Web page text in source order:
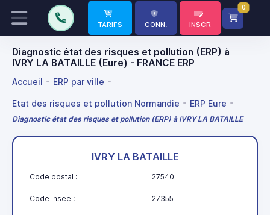
TARIFS CONN. INSCR
0
Diagnostic état des risques et pollution (ERP) à
IVRY LA BATAILLE (Eure) - FRANCE ERP
Accueil ERP par ville
Etat des risques et pollution Normandie ERP Eure
Diagnostic état des risques et pollution (ERP) à IVRY LA BATAILLE
IVRY LA BATAILLE
Code postal : 27540
Code insee : 27355